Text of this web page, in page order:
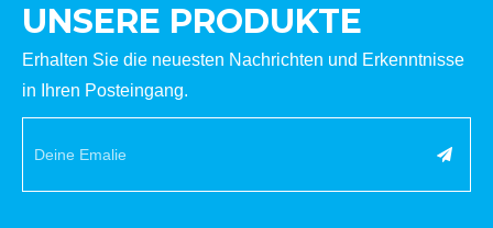
UNSERE PRODUKTE
Erhalten Sie die neuesten Nachrichten und Erkenntnisse
in Ihren Posteingang.